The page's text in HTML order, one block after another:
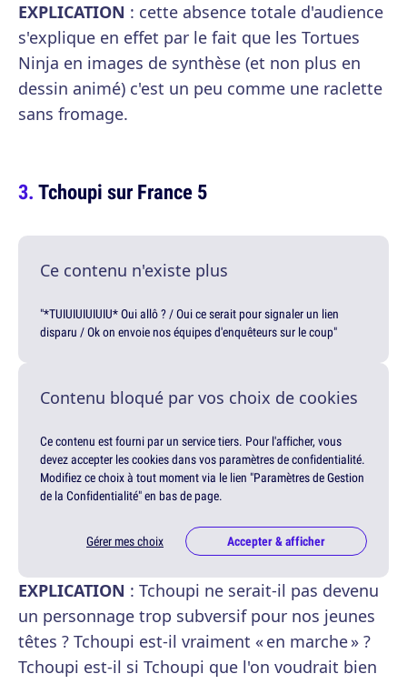
EXPLICATION : cette absence totale d'audience
s'explique en effet par le fait que les Tortues
Ninja en images de synthèse (et non plus en
dessin animé) c'est un peu comme une raclette
sans fromage.
Tchoupi sur France 5
Ce contenu n'existe plus
"*TUIUIUIUIUIU* Oui allô ? / Oui ce serait pour signaler un lien
disparu / Ok on envoie nos équipes d'enquêteurs sur le coup"
Contenu bloqué par vos choix de cookies
Ce contenu est fourni par un service tiers. Pour l'afficher, vous
devez accepter les cookies dans vos paramètres de confidentialité.
Modifiez ce choix à tout moment via le lien "Paramètres de Gestion
de la Confidentialité" en bas de page.
Gérer mes choix Accepter & afficher
EXPLICATION : Tchoupi ne serait-il pas devenu
un personnage trop subversif pour nos jeunes
têtes ? Tchoupi est-il vraiment « en marche » ?
Tchoupi est-il si Tchoupi que l'on voudrait bien